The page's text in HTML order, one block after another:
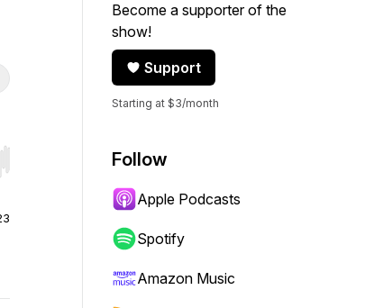
shift to jump forward or backward.
Become a supporter of the
show!
Support
Starting at $3/month
Follow
Apple Podcasts
Spotify
Amazon Music